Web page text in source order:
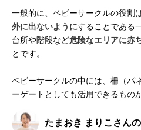
一般的に、ベビーサークルの役割
外に出ないようにすることである
台所や階段など危険なエリアに赤
とです。
ベビーサークルの中には、柵（パ
ーゲートとしても活用できるもの
たまおき まりこさん